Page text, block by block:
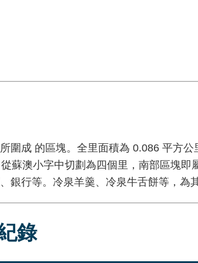
成 的區塊。全里面積為 0.086 平方公
蘇澳小字中切劃為四個里，南部區塊即
行等。冷泉羊羹、冷泉牛舌餅等，為
錄